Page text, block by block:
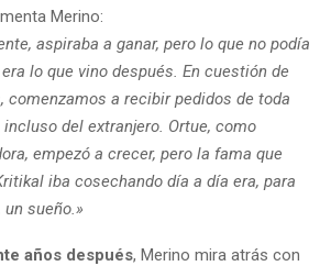
Merino:
aspiraba a ganar, pero lo que no podía
lo que vino después. En cuestión de
comenzamos a recibir pedidos de toda
incluso del extranjero. Ortue, como
empezó a crecer, pero la fama que
iba cosechando día a día era, para
sueño.»
años después, Merino mira atrás con